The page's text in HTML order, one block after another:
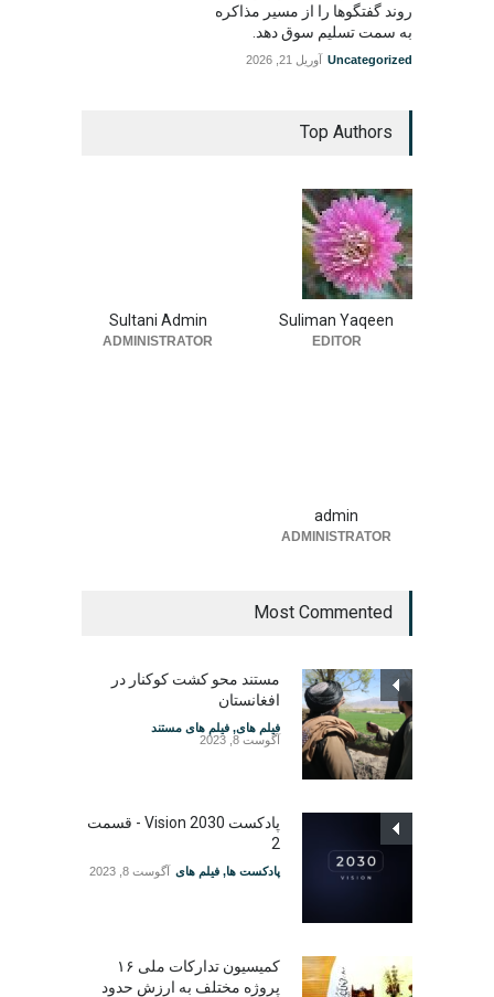
روند گفتگوها را از مسیر مذاکره
به سمت تسلیم سوق دهد.
Uncategorized آوریل 21, 2026
Top Authors
Suliman Yaqeen
EDITOR
Sultani Admin
ADMINISTRATOR
admin
ADMINISTRATOR
Most Commented
مستند محو کشت کوکنار در
افغانستان
فیلم های, فیلم های مستند
آگوست 8, 2023
پادکست Vision 2030 - قسمت
2
پادکست ها, فیلم های آگوست 8, 2023
کمیسیون تدارکات ملی ۱۶
پروژه مختلف به ارزش حدود